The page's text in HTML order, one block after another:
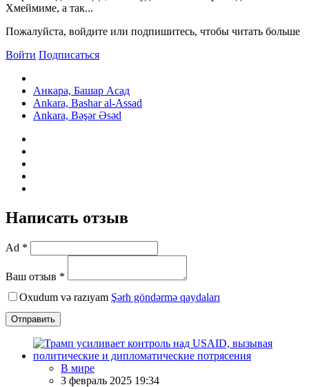
Хмеймиме, а так...
Пожалуйста, войдите или подпишитесь, чтобы читать больше
Войти Подписаться
Анкара, Башар Асад
Ankara, Bashar al-Assad
Ankara, Bəşər Əsəd
Написать отзыв
Ad *
Ваш отзыв *
Oxudum və razıyam Şərh göndərmə qaydaları
Отправить
В мире
3 февраль 2025 19:34